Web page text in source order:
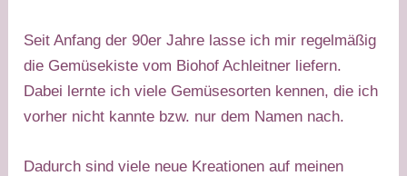
Seit Anfang der 90er Jahre lasse ich mir regelmäßig
die Gemüsekiste vom Biohof Achleitner liefern.
Dabei lernte ich viele Gemüsesorten kennen, die ich
vorher nicht kannte bzw. nur dem Namen nach.
Dadurch sind viele neue Kreationen auf meinen